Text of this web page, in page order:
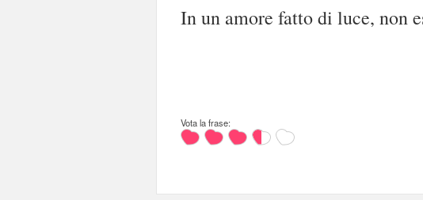
In un amore fatto di luce, non
Vota la frase: